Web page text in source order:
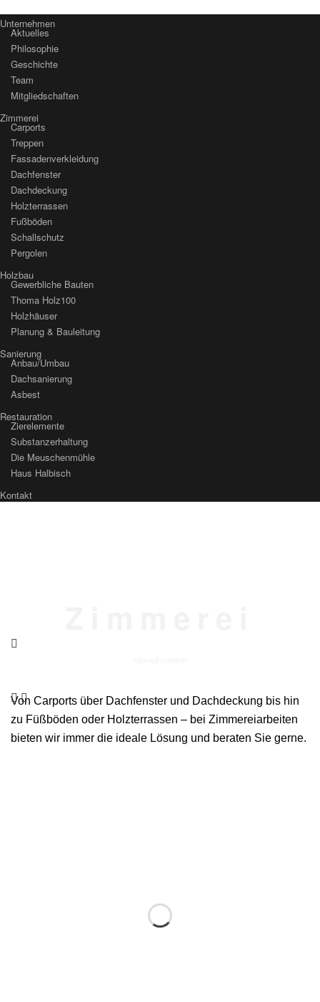
Unternehmen
Aktuelles
Philosophie
Geschichte
Team
Mitgliedschaften
Zimmerei
Carports
Treppen
Fassaden­verkleidung
Dachfenster
Dachdeckung
Holzterrassen
Fußböden
Schallschutz
Pergolen
Holzbau
Gewerbliche Bauten
Thoma Holz100
Holzhäuser
Planung & Bauleitung
Sanierung
Anbau/Umbau
Dachsanierung
Asbest
Restauration
Zierelemente
Substanzerhaltung
Die Meuschenmühle
Haus Halbisch
Kontakt
Von Carports über Dachfenster und Dachdeckung bis hin
zu Füßböden oder Holzterrassen – bei Zimmereiarbeiten
bieten wir immer die ideale Lösung und beraten Sie gerne.